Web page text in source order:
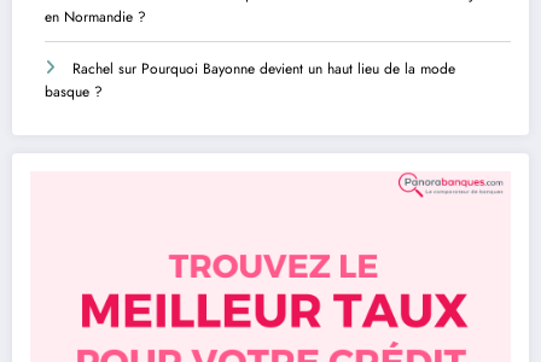
en Normandie ?
Rachel sur Pourquoi Bayonne devient un haut lieu de la mode
basque ?